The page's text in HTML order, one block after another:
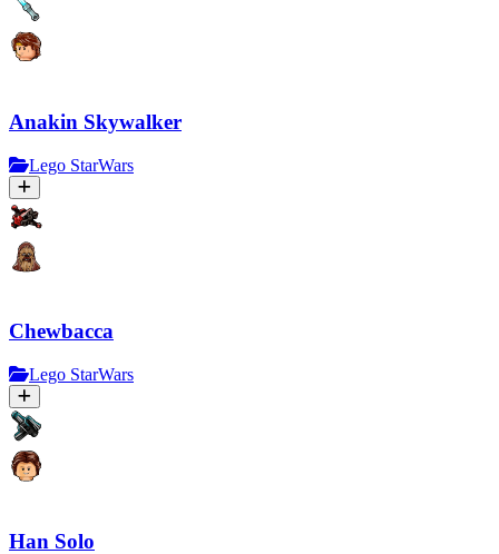
Anakin Skywalker
Lego StarWars
Chewbacca
Lego StarWars
Han Solo